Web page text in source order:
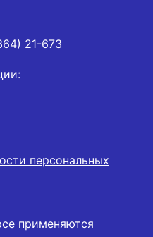
21-673
персональных
применяются